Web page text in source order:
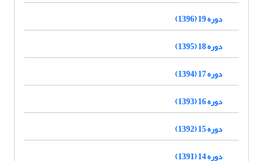
دوره 19 (1396)
دوره 18 (1395)
دوره 17 (1394)
دوره 16 (1393)
دوره 15 (1392)
دوره 14 (1391)